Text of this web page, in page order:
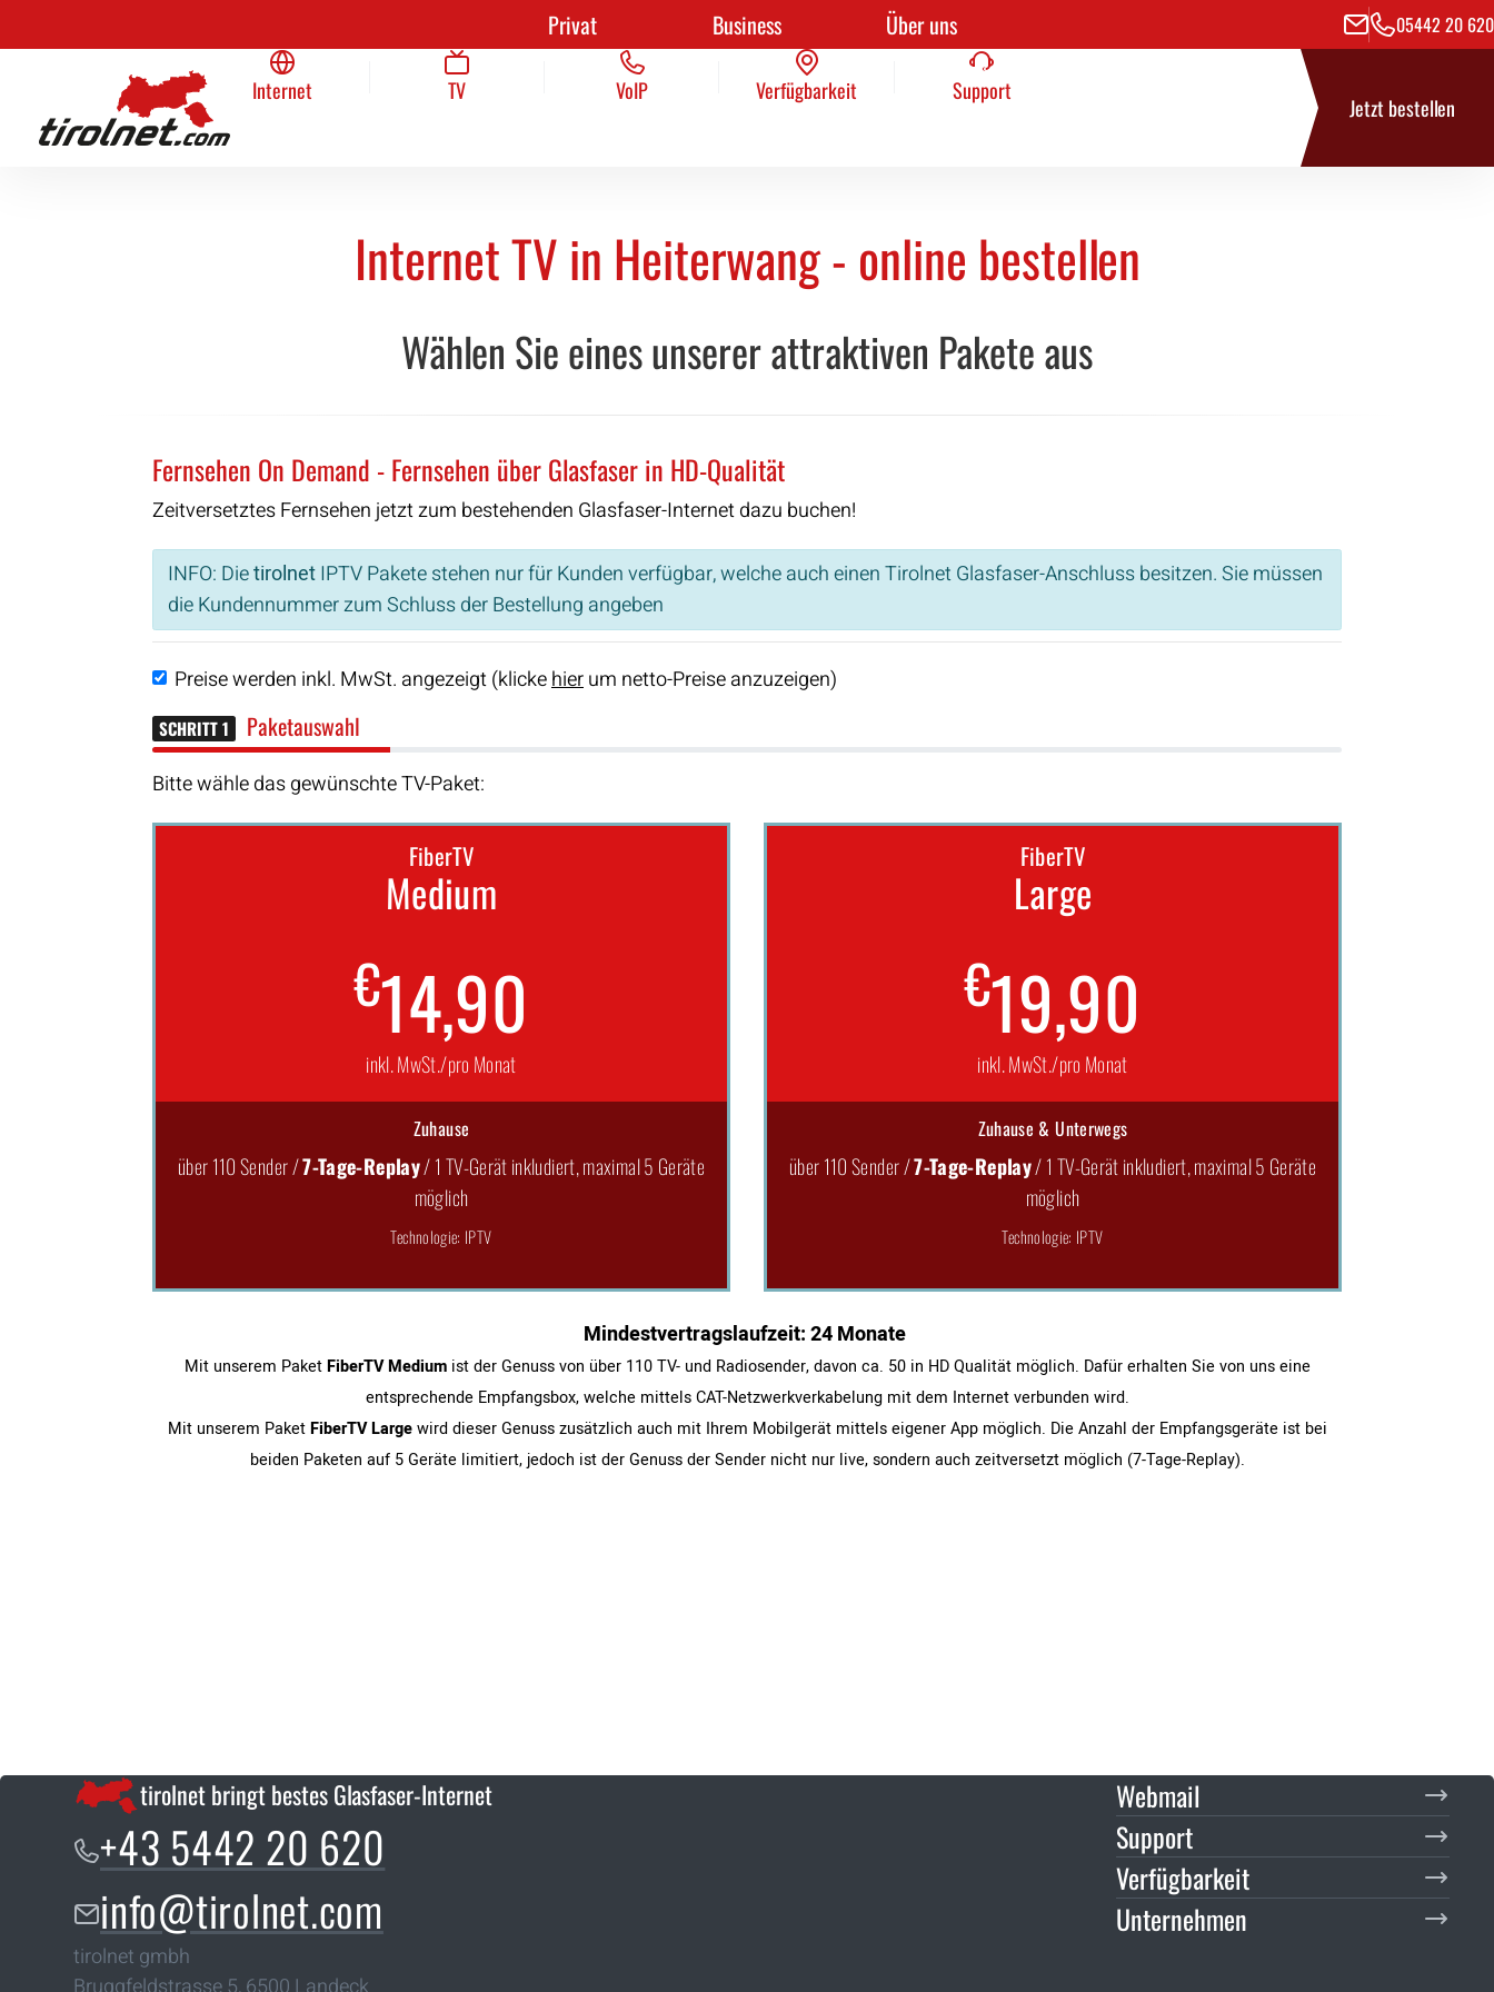
Privat Business Über uns
05442 20 620
Internet TV VoIP Verfügbarkeit Support
Verfügbarkeit Support
Presse
Jetzt bestellen
Internet TV in Heiterwang - online bestellen
Wählen Sie eines unserer attraktiven Pakete aus
Fernsehen On Demand - Fernsehen über Glasfaser in HD-Qualität
Zeitversetztes Fernsehen jetzt zum bestehenden Glasfaser-Internet dazu buchen!
INFO: DietirolnetIPTV Pakete stehen nur für Kunden verfügbar, welche auch einen Tirolnet Glasfaser-Anschluss besitzen. Sie müssen
die Kundennummer zum Schluss der Bestellung angeben
Preise werden inkl. MwSt. angezeigt (klickehierum netto-Preise anzuzeigen)
SCHRITT 1 Paketauswahl
Bitte wähle das gewünschte TV-Paket:
FiberTV
Medium
€14,90
inkl. MwSt./pro Monat
Zuhause
über 110 Sender /7-Tage-Replay/ 1 TV-Gerät inkludiert, maximal 5 Geräte
möglich
Technologie: IPTV
FiberTV
Large
€19,90
inkl. MwSt./pro Monat
Zuhause & Unterwegs
über 110 Sender /7-Tage-Replay/ 1 TV-Gerät inkludiert, maximal 5 Geräte
möglich
Technologie: IPTV
Min­dest­ver­trags­lauf­zeit: 24 Monate
Mit unserem PaketFiberTV Mediumist der Genuss von über 110 TV- und Radiosender, davon ca. 50 in HD Qualität möglich. Dafür erhalten Sie von uns eine
entsprechende Empfangsbox, welche mittels CAT-Netzwerkverkabelung mit dem Internet verbunden wird.
Mit unserem PaketFiberTV Largewird dieser Genuss zusätzlich auch mit Ihrem Mobilgerät mittels eigener App möglich. Die Anzahl der Empfangsgeräte ist bei
beiden Paketen auf 5 Geräte limitiert, jedoch ist der Genuss der Sender nicht nur live, sondern auch zeitversetzt möglich (7-Tage-Replay).
tirolnet bringt bestes Glasfaser-Internet
+43 5442 20 620
info@tirolnet.com
tirolnet gmbh
Webmail
Support
Verfügbarkeit
Unternehmen